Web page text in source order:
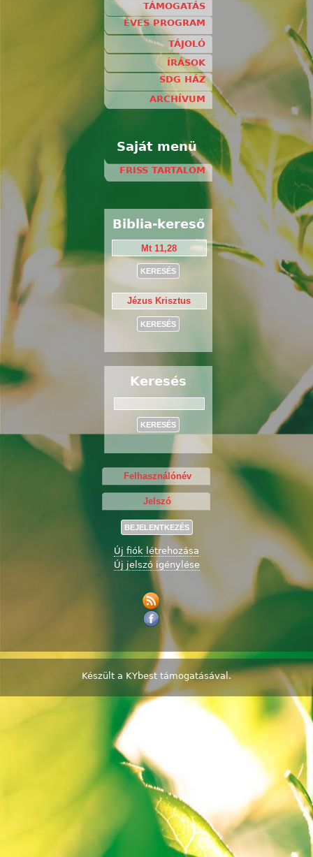
TÁMOGATÁS
ÉVES PROGRAM
TÁJOLÓ
ÍRÁSOK
SDG HÁZ
ARCHÍVUM
Saját menü
FRISS TARTALOM
Biblia-kereső
Keresés
Új fiók létrehozása
Új jelszó igénylése
Készült a KYbest támogatásával.